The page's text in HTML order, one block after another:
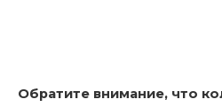
Обратите внимание, что